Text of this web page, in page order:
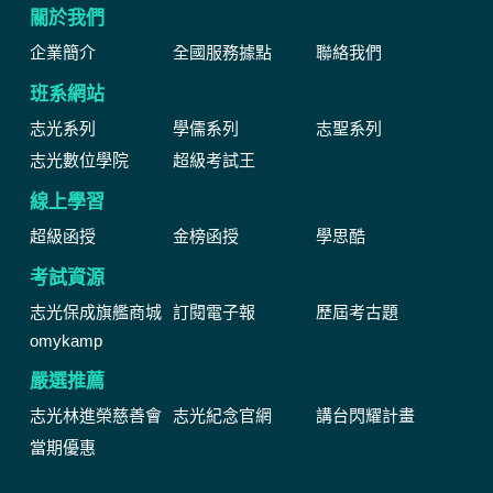
關於我們
企業簡介 全國服務據點 聯絡我們
班系網站
志光系列 學儒系列
志聖系列
志光數位學院
超級考試王
線上學習
超級函授 金榜函授 學思酷
考試資源
志光保成旗艦商城 訂閱電子報
歷屆考古題
omykamp
嚴選推薦
志光林進榮慈善會 志光紀念官網
講台閃耀計畫
當期優惠